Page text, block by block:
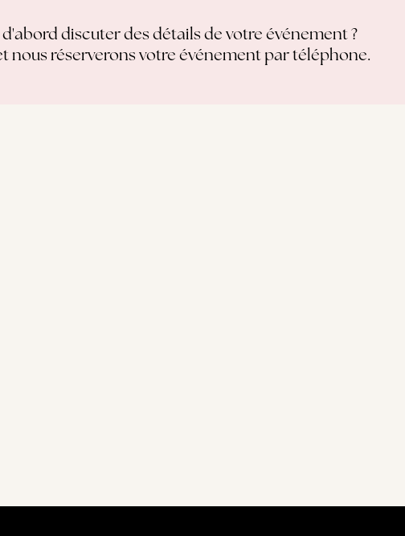
discuter des détails de votre événement ?
nous réserverons votre événement par téléphone.